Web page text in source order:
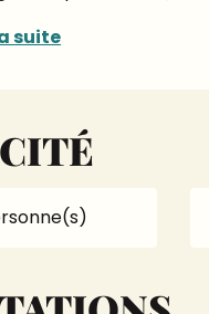
suite